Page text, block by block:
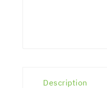
Description